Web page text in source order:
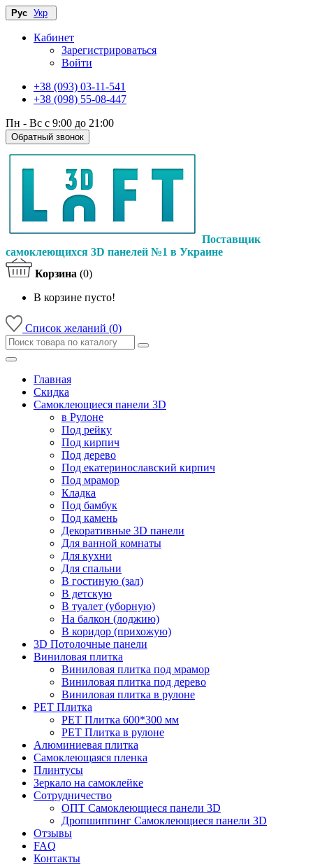
Рус Укр
Кабинет
Зарегистрироваться
Войти
+38 (093) 03-11-541
+38 (098) 55-08-447
Пн - Вс с 9:00 до 21:00
Обратный звонок
Поставщик
самоклеющихся 3D панелей №1 в Украине
Корзина (0)
В корзине пусто!
Список желаний (0)
Главная
Скидка
Самоклеющиеся панели 3D
в Рулоне
Под рейку
Под кирпич
Под дерево
Под екатеринославский кирпич
Под мрамор
Кладка
Под бамбук
Под камень
Декоративные 3D панели
Для ванной комнаты
Для кухни
Для спальни
В гостиную (зал)
В детскую
В туалет (уборную)
На балкон (лоджию)
В коридор (прихожую)
3D Потолочные панели
Виниловая плитка
Виниловая плитка под мрамор
Виниловая плитка под дерево
Виниловая плитка в рулоне
PET Плитка
PET Плитка 600*300 мм
PET Плитка в рулоне
Алюминиевая плитка
Самоклеющаяся пленка
Плинтусы
Зеркало на самоклейке
Сотрудничество
ОПТ Самоклеющиеся панели 3D
Дропшиппинг Самоклеющиеся панели 3D
Отзывы
FAQ
Контакты